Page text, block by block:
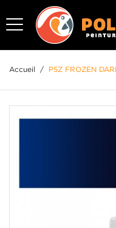
Accueil / P5Z FROZEN